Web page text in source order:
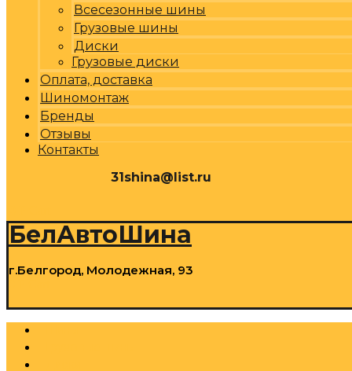
Всесезонные шины
Грузовые шины
Диски
Грузовые диски
Оплата, доставка
Шиномонтаж
Бренды
Отзывы
Контакты
31shina@list.ru
БелАвтоШина
г.Белгород, Молодежная, 93